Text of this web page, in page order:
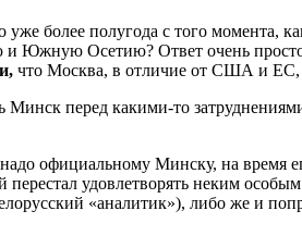
более полугода с того момента,
и Южную Осетию? Ответ очень
что Москва, в отличие от США и ЕС,
Минск перед какими-то
официальному Минску, на время
удовлетворять неким
«аналитик»), либо же и